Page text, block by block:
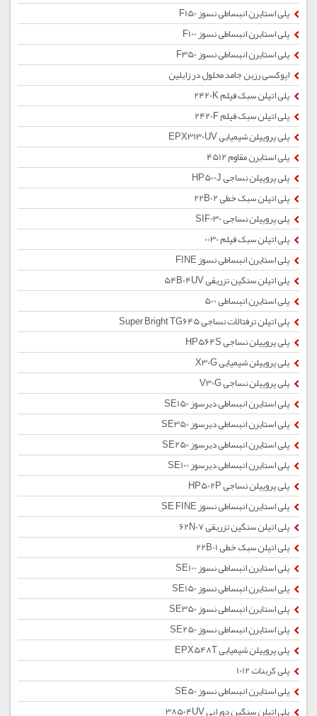
پلی استایرن انبساطی نسوز F150
پلی استایرن انبساطی نسوز F100
پلی استایرن انبساطی نسوز F350
اپوکسی رزین جامد محلول در زایلین
پلی اتیلن سبک فیلم 2420K
پلی اتیلن سبک فیلم 2420F
پلی پروپیلن شیمیایی EPX3130UV
پلی استایرن مقاوم 4512
پلی پروپیلن نساجی HP500J
پلی اتیلن سبک خطی 22B02
پلی پروپیلن نساجی SIF030
پلی اتیلن سبک فیلم 0030
پلی استایرن انبساطی نسوز FINE
پلی اتیلن سنگین تزریقی 54B04UV
پلی استایرن انبساطی 500
پلی اتیلن ترفتالات نساجی Super Bright TG645
پلی پروپیلن نساجی HP564S
پلی پروپیلن شیمیایی X30G
پلی پروپیلن نساجی V30G
پلی استایرن انبساطی دیرسوز SE150
پلی استایرن انبساطی دیرسوز SE350
پلی استایرن انبساطی دیرسوز SE250
پلی استایرن انبساطی دیرسوز SE100
پلی پروپیلن نساجی HP502P
پلی استایرن انبساطی نسوز SE FINE
پلی اتیلن سنگین تزریقی 62N07
پلی اتیلن سبک خطی 22B01
پلی استایرن انبساطی نسوز SE100
پلی استایرن انبساطی نسوز SE150
پلی استایرن انبساطی نسوز SE350
پلی استایرن انبساطی نسوز SE250
پلی پروپیلن شیمیایی EPX548T
پلی کربنات 1012
پلی استایرن انبساطی نسوز SE50
پلی اتیلن سنگین دورانی 38504UV